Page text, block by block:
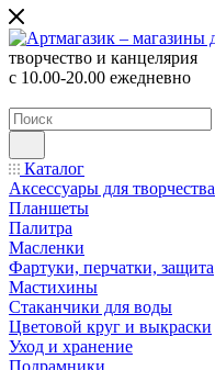
творчество и канцелярия
с 10.00-20.00 ежедневно
Каталог
Аксессуары для творчества
Планшеты
Палитра
Масленки
Фартуки, перчатки, защита
Мастихины
Стаканчики для воды
Цветовой круг и выкраски
Уход и хранение
Подрамники